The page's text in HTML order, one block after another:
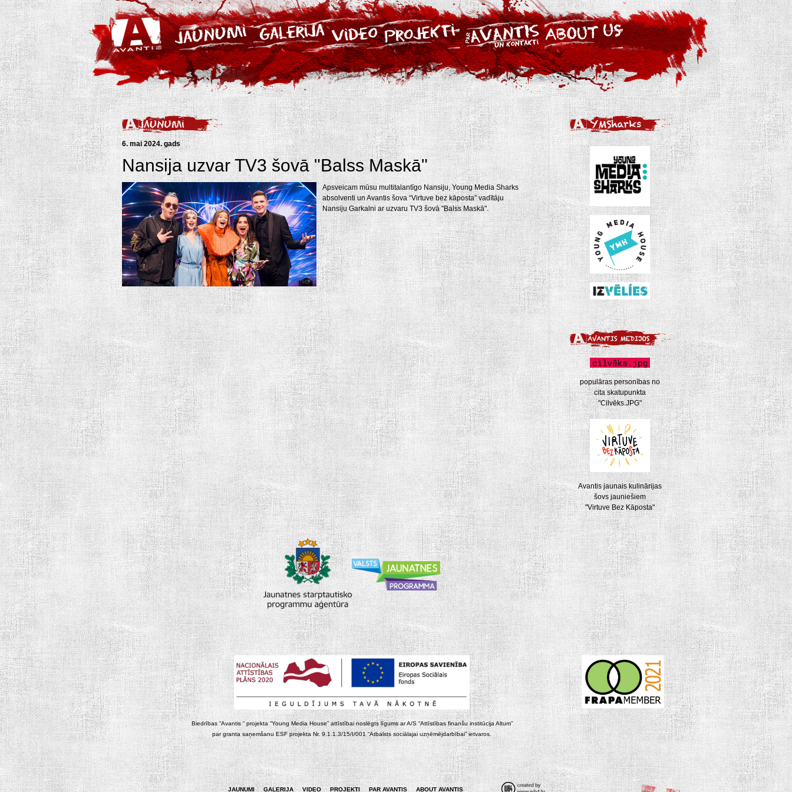
populāras personības no
cita skatupunkta
"Cilvēks.JPG"
Avantis jaunais kulinārijas
šovs jauniešiem
"Virtuve Bez Kāposta"
6. mai 2024. gads
Nansija uzvar TV3 šovā "Balss Maskā"
Apsveicam mūsu multitalantīgo Nansiju, Young Media Sharks
absolventi un Avantis šova “Virtuve bez kāposta” vadītāju
Nansiju Garkalni ar uzvaru TV3 šovā "Balss Maskā".
Biedrības “Avantis “ projekta “Young Media House” attīstībai noslēgts līgums ar A/S “Attīstības finanšu institūcija Altum”
par granta saņemšanu ESF projekta Nr. 9.1.1.3/15/I/001 “Atbalsts sociālajai uzņēmējdarbībai” ietvaros.
JAUNUMI GALERIJA VIDEO PROJEKTI PAR AVANTIS ABOUT AVANTIS